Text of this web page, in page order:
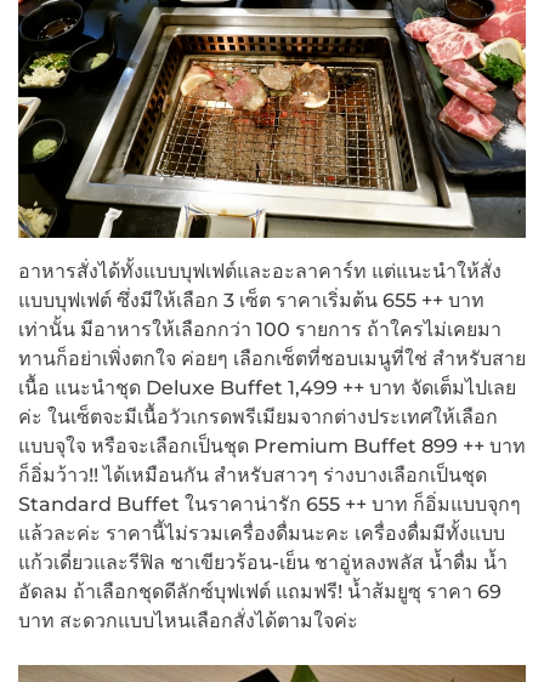
อาหารสั่งได้ทั้งแบบบุฟเฟต์และอะลาคาร์ท แต่แนะนำให้สั่ง
แบบบุฟเฟต์ ซึ่งมีให้เลือก 3 เซ็ต ราคาเริ่มต้น 655 ++ บาท
เท่านั้น มีอาหารให้เลือกกว่า 100 รายการ ถ้าใครไม่เคยมา
ทานก็อย่าเพิ่งตกใจ ค่อยๆ เลือกเซ็ตที่ชอบเมนูที่ใช่ สำหรับสาย
เนื้อ แนะนำชุด Deluxe Buffet 1,499 ++ บาท จัดเต็มไปเลย
ค่ะ ในเซ็ตจะมีเนื้อวัวเกรดพรีเมียมจากต่างประเทศให้เลือก
แบบจุใจ หรือจะเลือกเป็นชุด Premium Buffet 899 ++ บาท
ก็อิ่มว้าว!! ได้เหมือนกัน สำหรับสาวๆ ร่างบางเลือกเป็นชุด
Standard Buffet ในราคาน่ารัก 655 ++ บาท ก็อิ่มแบบจุกๆ
แล้วละค่ะ ราคานี้ไม่รวมเครื่องดื่มนะคะ เครื่องดื่มมีทั้งแบบ
แก้วเดี่ยวและรีฟิล ชาเขียวร้อน-เย็น ชาอู่หลงพลัส น้ำดื่ม น้ำ
อัดลม ถ้าเลือกชุดดีลักซ์บุฟเฟต์ แถมฟรี! น้ำส้มยูซุ ราคา 69
บาท สะดวกแบบไหนเลือกสั่งได้ตามใจค่ะ